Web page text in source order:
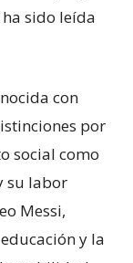
sido leída
con
por
social como
su labor
Messi,
y la